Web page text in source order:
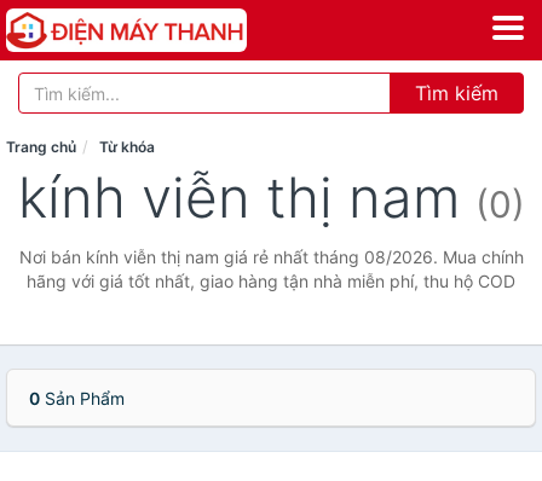
Tìm kiếm
Trang chủ Từ khóa
kính viễn thị nam (0)
Nơi bán kính viễn thị nam giá rẻ nhất tháng 08/2026. Mua chính
hãng với giá tốt nhất, giao hàng tận nhà miễn phí, thu hộ COD
0 Sản Phẩm